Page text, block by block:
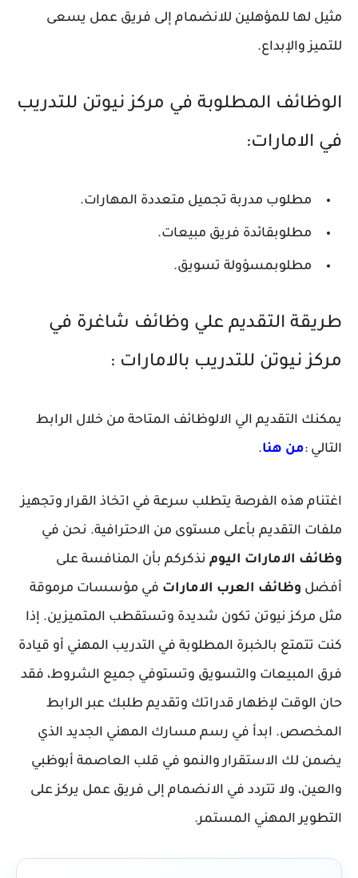
مثيل لها للمؤهلين للانضمام إلى فريق عمل يسعى
للتميز والإبداع.
الوظائف المطلوبة في مركز نيوتن للتدريب
في الامارات:
مطلوب مدربة تجميل متعددة المهارات.
مطلوبقائدة فريق مبيعات.
مطلوبمسؤولة تسويق.
طريقة التقديم علي وظائف شاغرة في
مركز نيوتن للتدريب بالامارات :
يمكنك التقديم الي الالوظائف المتاحة من خلال الرابط
التالي :من هنا.
اغتنام هذه الفرصة يتطلب سرعة في اتخاذ القرار وتجهيز
ملفات التقديم بأعلى مستوى من الاحترافية. نحن في
وظائف الامارات اليوم نذكركم بأن المنافسة على
أفضل وظائف العرب الامارات في مؤسسات مرموقة
مثل مركز نيوتن تكون شديدة وتستقطب المتميزين. إذا
كنت تتمتع بالخبرة المطلوبة في التدريب المهني أو قيادة
فرق المبيعات والتسويق وتستوفي جميع الشروط، فقد
حان الوقت لإظهار قدراتك وتقديم طلبك عبر الرابط
المخصص. ابدأ في رسم مسارك المهني الجديد الذي
يضمن لك الاستقرار والنمو في قلب العاصمة أبوظبي
والعين، ولا تتردد في الانضمام إلى فريق عمل يركز على
التطوير المهني المستمر.